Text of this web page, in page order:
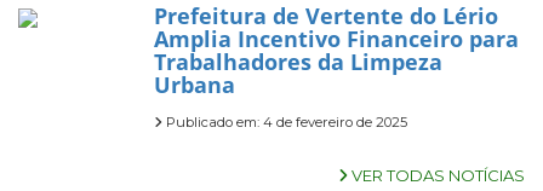
Prefeitura de Vertente do Lério
Amplia Incentivo Financeiro para
Trabalhadores da Limpeza
Urbana
Publicado em: 4 de fevereiro de 2025
VER TODAS NOTÍCIAS